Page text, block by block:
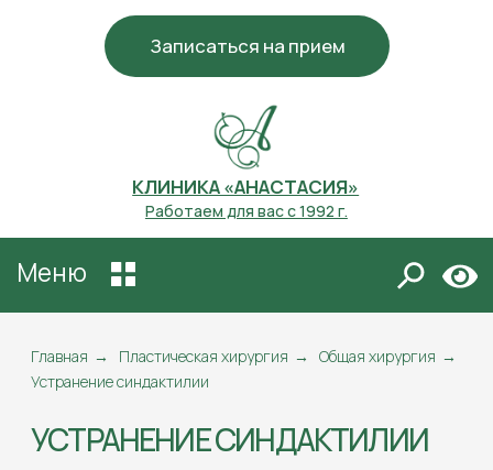
Записаться на прием
Работаем для вас с 1992 г.
КЛИНИКА «АНАСТАСИЯ»
Главная → Пластическая хирургия → Общая хирургия →
Устранение синдактилии
УСТРАНЕНИЕ СИНДАКТИЛИИ